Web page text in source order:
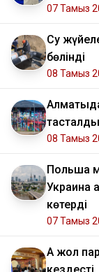
07 Тамыз
Су
бөлінді
08 Тамыз
тасталды
08 Тамыз
Польша
Украина
көтерді
07 Тамыз
Ақ жол